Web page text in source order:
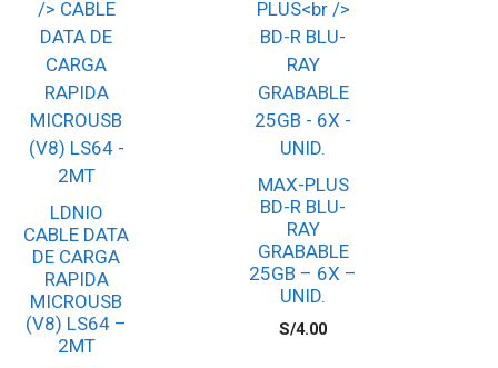
LDNIO
CABLE DATA
DE CARGA
RAPIDA
MICROUSB
(V8) LS64 –
2MT
MAX-PLUS
BD-R BLU-
RAY
GRABABLE
25GB – 6X –
UNID.
S/4.00